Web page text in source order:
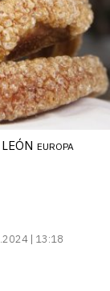
EUROPA
| 13:18